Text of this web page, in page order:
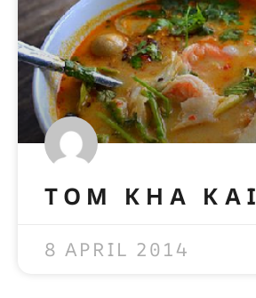
TOM KHA KAI
8 APRIL 2014